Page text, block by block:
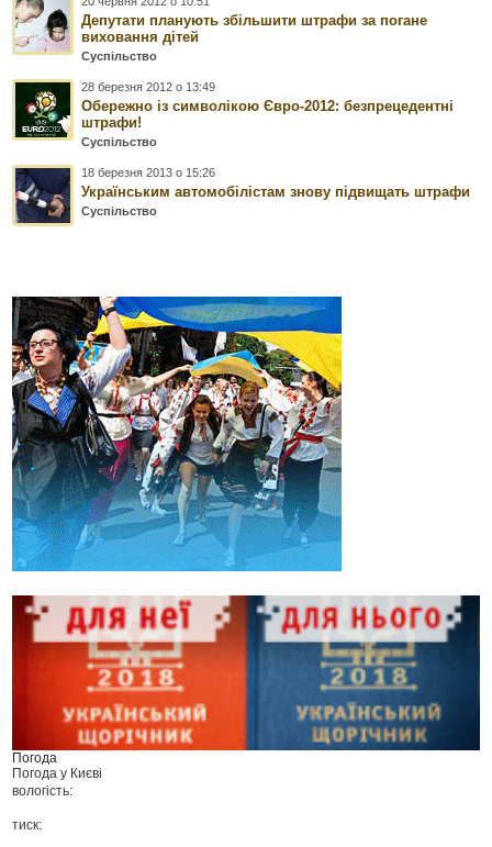
Депутати планують збільшити штрафи за погане
виховання дітей
Суспільство
28 березня 2012 о 13:49
Обережно із символікою Євро-2012: безпрецедентні
штрафи!
Суспільство
18 березня 2013 о 15:26
Українським автомобілістам знову підвищать штрафи
Суспільство
Погода
Погода у Києві
вологість:
тиск: